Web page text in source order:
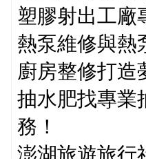
塑膠射出工廠
熱泵維修與熱
廚房整修打造
抽水肥找專業
務！
澎湖旅遊旅行